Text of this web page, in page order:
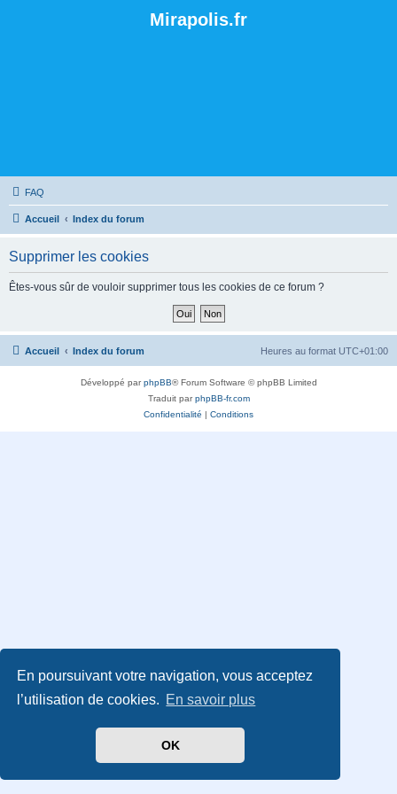
En poursuivant votre navigation, vous acceptez
l’utilisation de cookies. En savoir plus
OK
Mirapolis.fr
FAQ
Accueil Index du forum
Supprimer les cookies
Êtes-vous sûr de vouloir supprimer tous les cookies de ce forum ?
Accueil Index du forum Heures au format UTC+01:00
Développé parphpBB® Forum Software © phpBB Limited
Traduit parphpBB-fr.com
Confidentialité | Conditions